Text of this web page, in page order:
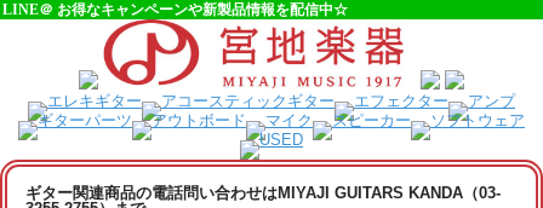
LINE＠ お得なキャンペーンや新製品情報を配信中☆
ギター関連商品の電話問い合わせはMIYAJI GUITARS KANDA（03-